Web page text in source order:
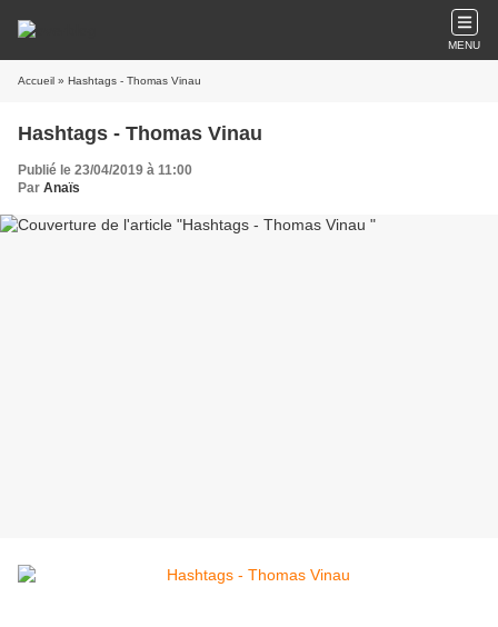
MENU
Accueil » Hashtags - Thomas Vinau
Hashtags - Thomas Vinau
Publié le 23/04/2019 à 11:00
Par Anaïs